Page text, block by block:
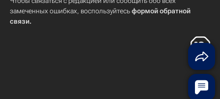
замеченных ошибках, воспользуйтесьформой обратной
связи.